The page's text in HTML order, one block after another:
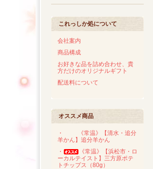
これっしか処について
会社案内
商品構成
お好きな品を詰め合わせ、貴
方だけのオリジナルギフト
配送料について
オススメ商品
・
《常温》【清水・追分
羊かん】追分羊かん
・
《常温》【浜松市・ロ
ーカルテイスト】三方原ポテ
トチップス（80g）